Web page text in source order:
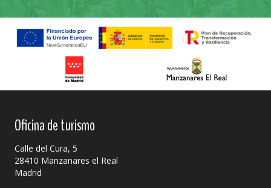
Oficina de turismo
Calle del Cura, 5
28410 Manzanares el Real
Madrid